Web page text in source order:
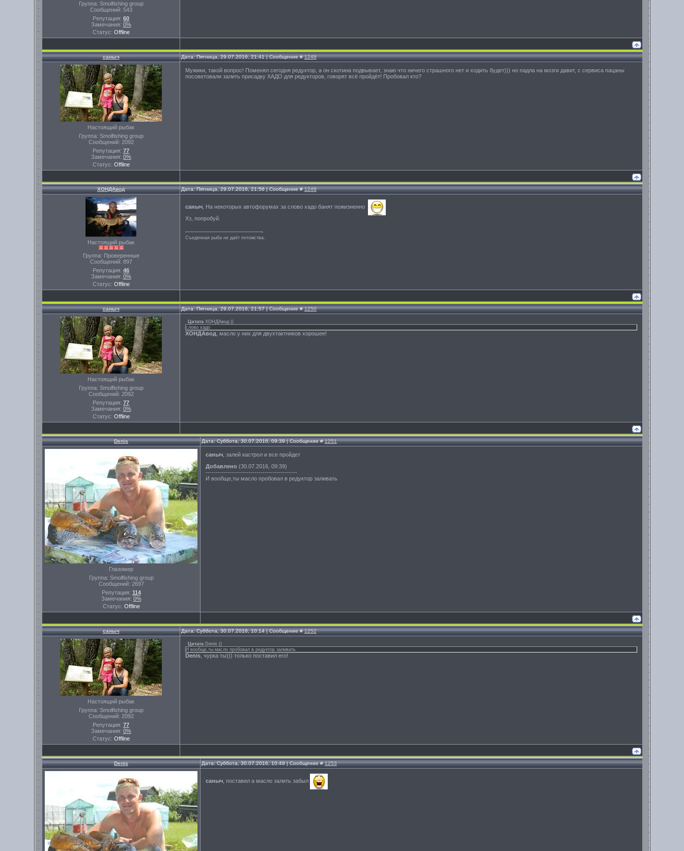
Группа: Smolfishing group
Сообщений: 543
Репутация: 60
Замечания: 0%
Статус: Offline
саныч Дата: Пятница, 29.07.2016, 21:41 | Сообщение #1248
Настоящий рыбак
Группа: Smolfishing group
Сообщений: 2092
Репутация: 77
Замечания: 0%
Статус: Offline
Мужики, такой вопрос! Поменял сегодня редуктор, а он скотина подвывает, знаю что ничего страшного нет и ходить будет))) но падла на мозги давит, с сервиса пацаны
посоветовали залить присадку ХАДО для редукторов, говорят всё пройдёт! Пробовал кто?
ХОНДАвод Дата: Пятница, 29.07.2016, 21:56 | Сообщение #1249
Настоящий рыбак
Группа: Проверенные
Сообщений: 897
Репутация: 46
Замечания: 0%
Статус: Offline
саныч , На некоторых автофорумах за слово хадо банят пожизненно
Хз, попробуй.
Съеденная рыба не даёт потомства.
саныч Дата: Пятница, 29.07.2016, 21:57 | Сообщение #1250
Настоящий рыбак
Группа: Smolfishing group
Сообщений: 2092
Репутация: 77
Замечания: 0%
Статус: Offline
Цитата ХОНДАвод ()
слово хадо
ХОНДАвод , масло у них для двухтактников хорошее!
Denis Дата: Суббота, 30.07.2016, 09:39 | Сообщение #1251
Глазомер
Группа: Smolfishing group
Сообщений: 2697
Репутация: 114
Замечания: 0%
Статус: Offline
саныч , залей кастрол и все пройдет
Добавлено (30.07.2016, 09:39)
---------------------------------------------
И вообще,ты масло пробовал в редуктор заливать
саныч Дата: Суббота, 30.07.2016, 10:14 | Сообщение #1252
Настоящий рыбак
Группа: Smolfishing group
Сообщений: 2092
Репутация: 77
Замечания: 0%
Статус: Offline
Цитата Denis ()
И вообще,ты масло пробовал в редуктор заливать
Denis , чурка ты))) только поставил его!
Denis Дата: Суббота, 30.07.2016, 10:49 | Сообщение #1253
саныч , поставил а масло залить забыл